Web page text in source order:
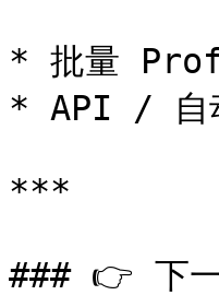
* 批量
* API / 自
***
### 👉 下